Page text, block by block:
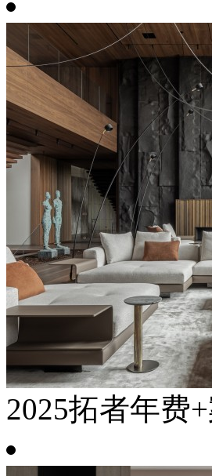
2025拓者年费